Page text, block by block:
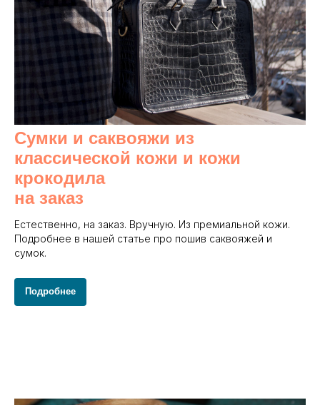
Сумки и саквояжи из
классической кожи и кожи
крокодила
на заказ
Естественно, на заказ. Вручную. Из премиальной кожи.
Подробнее в нашей статье про пошив саквояжей и
сумок.
Подробнее